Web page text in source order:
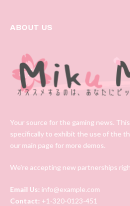
ABOUT US
Your source for the gaming news.
specifically to exhibit the use of the
our main page for more demos.
We're accepting new partnerships
Email Us: info@example.com
Contact: +1-320-0123-451